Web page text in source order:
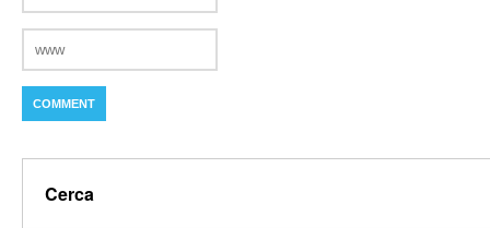
Cerca